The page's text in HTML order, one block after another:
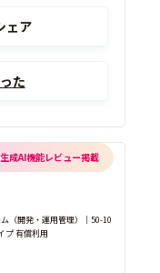
ェア
た
生成AI機能レビュー掲載
（開発・運用管理）｜50-10
プ 有償利用